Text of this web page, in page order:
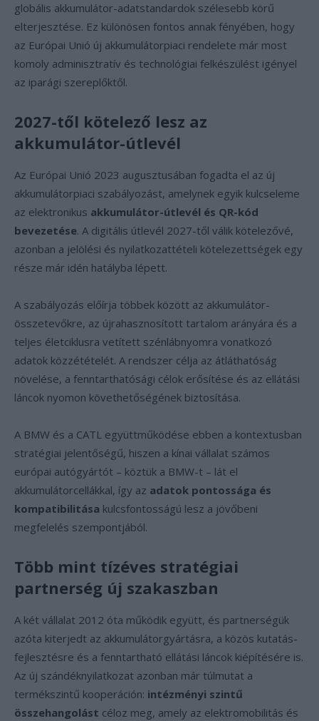
globális akkumulátor-adatstandardok szélesebb körű
elterjesztése. Ez különösen fontos annak fényében, hogy
az Európai Unió új akkumulátorpiaci rendelete már most
komoly adminisztratív és technológiai felkészülést igényel
az iparági szereplőktől.
2027-től kötelező lesz az
akkumulátor-útlevél
Az Európai Unió 2023 augusztusában fogadta el az új
akkumulátorpiaci szabályozást, amelynek egyik kulcseleme
az elektronikus akkumulátor-útlevél és QR-kód
bevezetése. A digitális útlevél 2027-től válik kötelezővé,
azonban a jelölési és nyilatkozattételi kötelezettségek egy
része már idén hatályba lépett.
A szabályozás előírja többek között az akkumulátor-
összetevőkre, az újrahasznosított tartalom arányára és a
teljes életciklusra vetített szénlábnyomra vonatkozó
adatok közzétételét. A rendszer célja az átláthatóság
növelése, a fenntarthatósági célok erősítése és az ellátási
láncok nyomon követhetőségének biztosítása.
A BMW és a CATL együttműködése ebben a kontextusban
stratégiai jelentőségű, hiszen a kínai vállalat számos
európai autógyártót – köztük a BMW-t – lát el
akkumulátorcellákkal, így az adatok pontossága és
kompatibilitása kulcsfontosságú lesz a jövőbeni
megfelelés szempontjából.
Több mint tízéves stratégiai
partnerség új szakaszban
A két vállalat 2012 óta működik együtt, és partnerségük
azóta kiterjedt az akkumulátorgyártásra, a közös kutatás-
fejlesztésre és a fenntartható ellátási láncok kiépítésére is.
Az új szándéknyilatkozat azonban már túlmutat a
termékszintű kooperáción: intézményi szintű
összehangolást céloz meg, amely az elektromobilitás és